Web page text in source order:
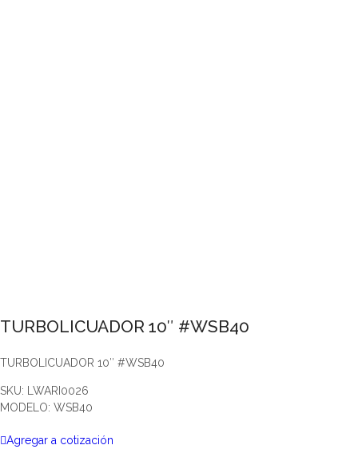
TURBOLICUADOR 10″ #WSB40
TURBOLICUADOR 10″ #WSB40
SKU: LWARI0026
MODELO: WSB40
Agregar a cotización